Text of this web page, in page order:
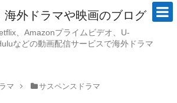
海外ドラマや映画のブログ
、Amazonプライムビデオ、U-
などの動画配信サービスで海外ドラマ
マ サスペンスドラマ